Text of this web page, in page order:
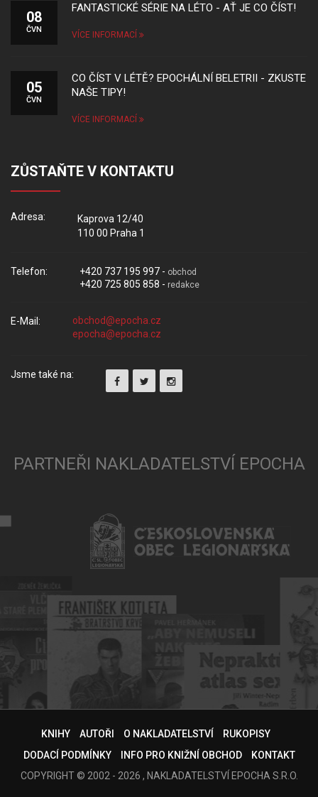
08
ČVN
FANTASTICKÉ SÉRIE NA LÉTO - AŤ JE CO ČÍST!
VÍCE INFORMACÍ
05
ČVN
CO ČÍST V LÉTĚ? EPOCHÁLNÍ BELETRII - ZKUSTE
NAŠE TIPY!
VÍCE INFORMACÍ
ZŮSTAŇTE V KONTAKTU
Adresa:
Kaprova 12/40
110 00 Praha 1
Telefon: +420 737 195 997 - obchod
+420 725 805 858 - redakce
E-Mail:
Jsme také na:
PARTNEŘI NAKLADATELSTVÍ EPOCHA
KNIHY AUTOŘI O NAKLADATELSTVÍ
RUKOPISY
DODACÍ PODMÍNKY
INFO PRO KNIŽNÍ OBCHOD
KONTAKT
COPYRIGHT © 2002 - 2026 , NAKLADATELSTVÍ EPOCHA S.R.O.